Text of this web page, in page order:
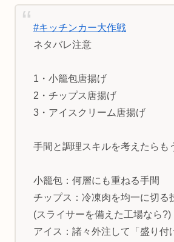
#キッチンカー大作戦
ネタバレ注意
1・小籠包唐揚げ
2・チップス唐揚げ
3・アイスクリーム唐揚げ
手間と調理スキルを考えたらも
小籠包：何層にも重ねる手間
チップス：冷凍肉を均一に切る
(スライサーを備えた工場なら?)
アイス：諸々外注して「盛り付